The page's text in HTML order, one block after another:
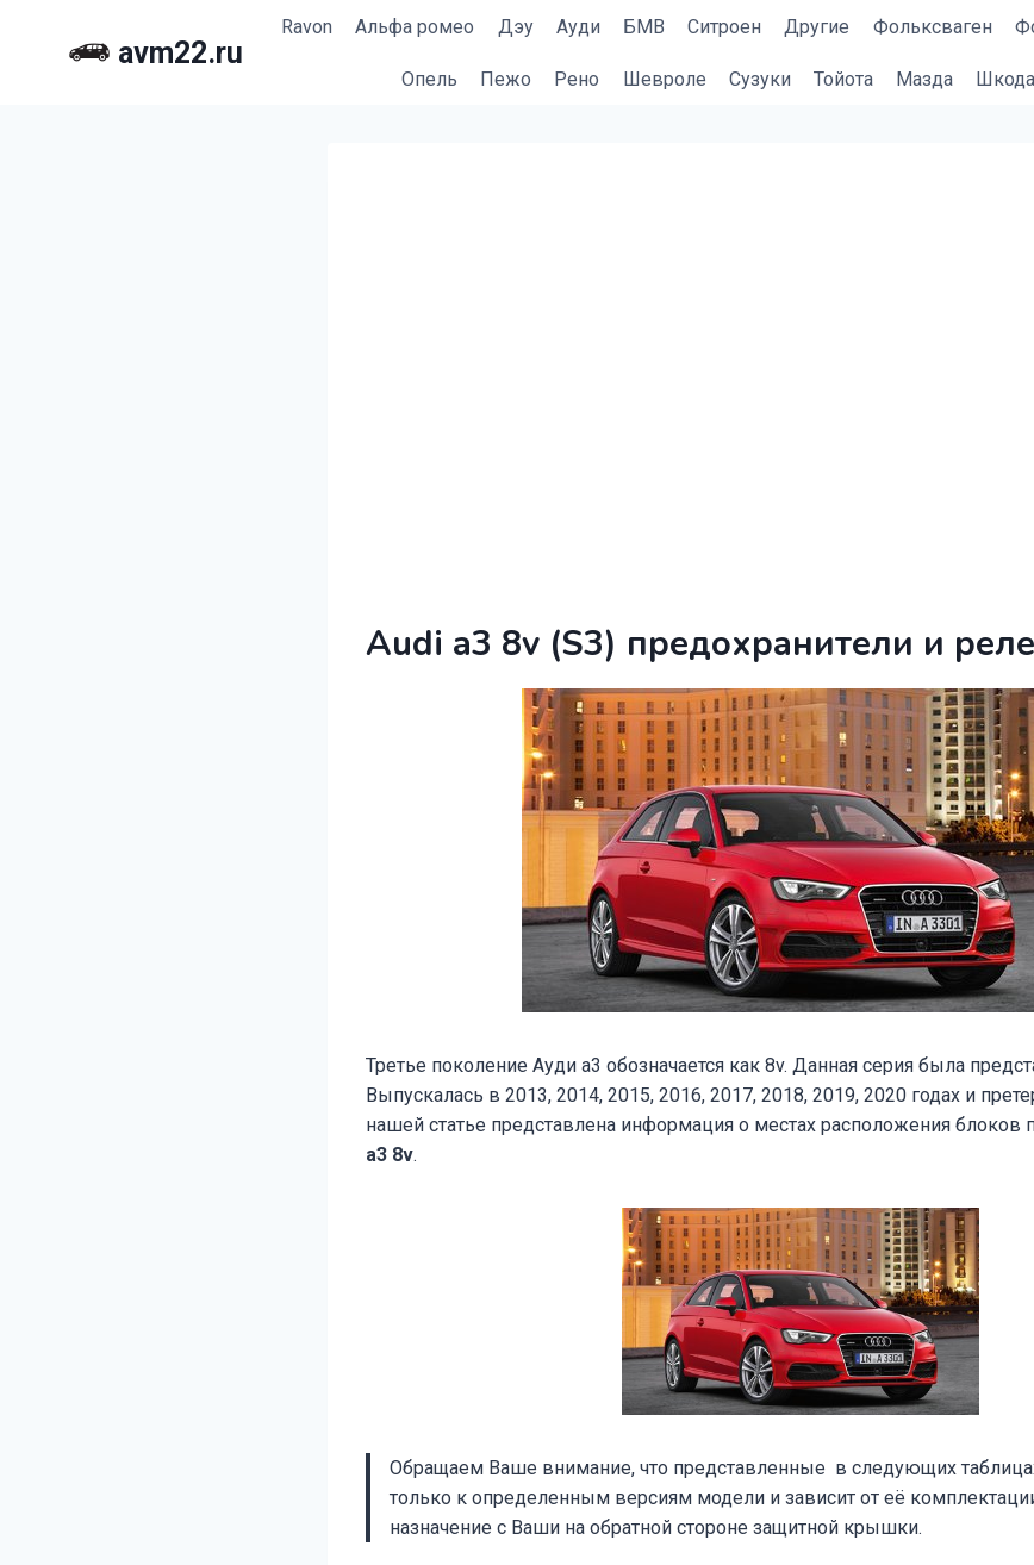
avm22.ru
Ravon Альфа ромео Дэу Ауди БМВ Cитроен Другие Фольксваген
Опель Пежо Рено Шевроле Сузуки Тойота Мазда Шкода
Audi a3 8v (S3) предохранители и реле
Третье поколение Ауди а3 обозначается как 8v. Данная серия была
Выпускалась в 2013, 2014, 2015, 2016, 2017, 2018, 2019, 2020 годах и
нашей статье представлена информация о местах расположения блоков
a3 8v.
Обращаем Ваше внимание, что представленные в следующих
только к определенным версиям модели и зависит от её
назначение с Ваши на обратной стороне защитной крышки.